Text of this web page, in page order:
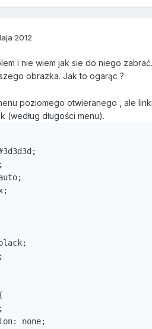
2012
i nie wiem jak sie do niego
obrazka. Jak to ogarąc ?
poziomego otwieranego , ale
(według długości menu).
none;